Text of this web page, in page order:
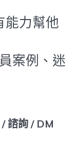
能力幫他
案例、迷
諮詢 / DM